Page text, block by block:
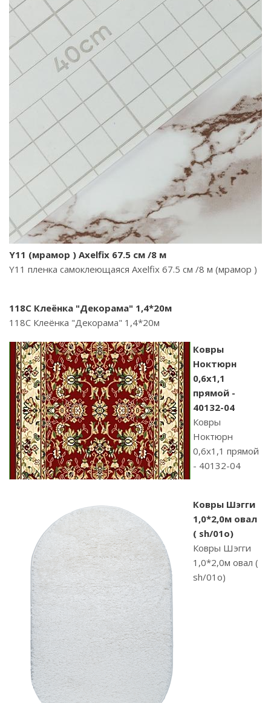
Y11 (мрамор ) Axelfix 67.5 см /8 м
Y11 пленка самоклеющаяся Axelfix 67.5 см /8 м (мрамор )
118C Клеёнка "Декорама" 1,4*20м
118C Клеёнка "Декорама" 1,4*20м
Ковры
Ноктюрн
0,6х1,1
прямой -
40132-04
Ковры
Ноктюрн
0,6х1,1 прямой
- 40132-04
Ковры Шэгги
1,0*2,0м овал
( sh/01o)
Ковры Шэгги
1,0*2,0м овал (
sh/01o)